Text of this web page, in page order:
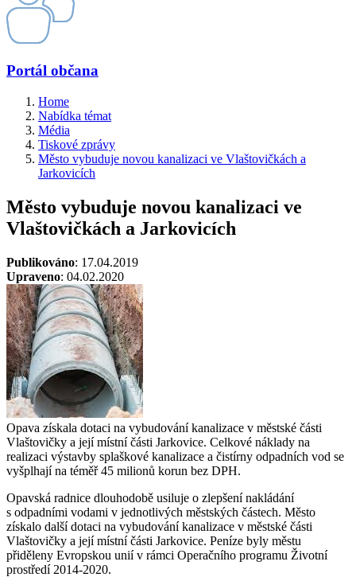
Portál občana
Home
Nabídka témat
Média
Tiskové zprávy
Město vybuduje novou kanalizaci ve Vlaštovičkách a
Jarkovicích
Město vybuduje novou kanalizaci ve
Vlaštovičkách a Jarkovicích
Publikováno: 17.04.2019
Upraveno: 04.02.2020
Opava získala dotaci na vybudování kanalizace v městské části
Vlaštovičky a její místní části Jarkovice. Celkové náklady na
realizaci výstavby splaškové kanalizace a čistírny odpadních vod se
vyšplhají na téměř 45 milionů korun bez DPH.
Opavská radnice dlouhodobě usiluje o zlepšení nakládání
s odpadními vodami v jednotlivých městských částech. Město
získalo další dotaci na vybudování kanalizace v městské části
Vlaštovičky a její místní části Jarkovice. Peníze byly městu
přiděleny Evropskou unií v rámci Operačního programu Životní
prostředí 2014-2020.